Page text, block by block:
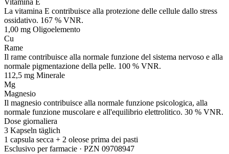
Vitamina E
La vitamina E contribuisce alla protezione delle cellule dallo stress
ossidativo. 167 % VNR.
1,00 mg Oligoelemento
Cu
Rame
Il rame contribuisce alla normale funzione del sistema nervoso e alla
normale pigmentazione della pelle. 100 % VNR.
112,5 mg Minerale
Mg
Magnesio
Il magnesio contribuisce alla normale funzione psicologica, alla
normale funzione muscolare e all'equilibrio elettrolitico. 30 % VNR.
Dose giornaliera
3 Kapseln täglich
1 capsula secca + 2 oleose prima dei pasti
Esclusivo per farmacie · PZN 09708947